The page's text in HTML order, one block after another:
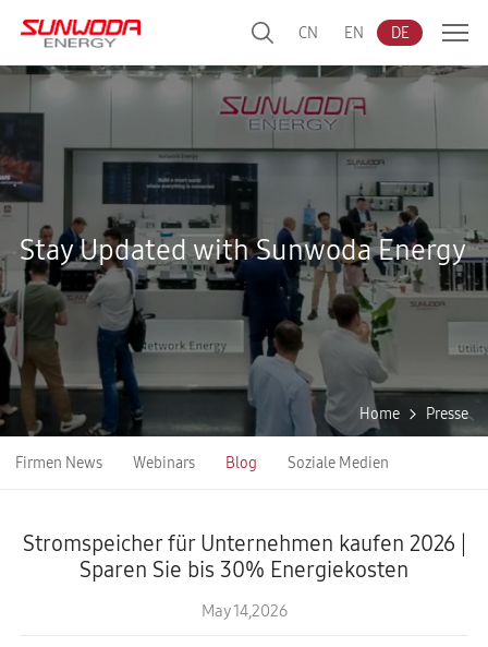
CN EN DE
Stay Updated with Sunwoda Energy
Home Presse
Firmen News Webinars Blog Soziale Medien
Stromspeicher für Unternehmen kaufen 2026 |
Sparen Sie bis 30% Energiekosten
May 14,2026